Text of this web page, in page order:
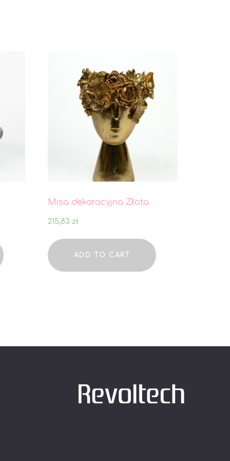
Misa dekoracyjna Złota
215,83 zł
ADD TO CART